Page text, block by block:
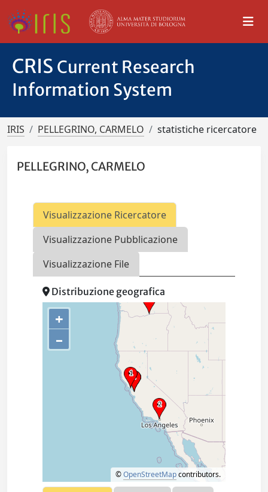
CRIS Current Research
Information System
IRIS PELLEGRINO, CARMELO statistiche ricercatore
PELLEGRINO, CARMELO
Visualizzazione Ricercatore
Visualizzazione Pubblicazione
Visualizzazione File
Distribuzione geografica
+
–
©OpenStreetMapcontributors.